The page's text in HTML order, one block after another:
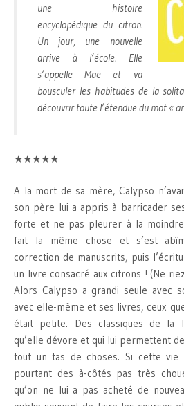
une histoire
encyclopédique du citron.
Un jour, une nouvelle
arrive à l’école. Elle
s’appelle Mae et va
bousculer les habitudes de la
découvrir toute l’étendue du mot «
★★★★★
A la mort de sa mère, Calypso
son père lui a appris à barricader
forte et ne pas pleurer à la
fait la même chose et s’est
correction de manuscrits, puis
un livre consacré aux citrons ! (Ne
Alors Calypso a grandi seule avec
avec elle-même et ses livres, ceux
était petite. Des classiques de la
qu’elle dévore et qui lui permettent
tout un tas de choses. Si cette
pourtant des à-côtés pas très
qu’on ne lui a pas acheté de